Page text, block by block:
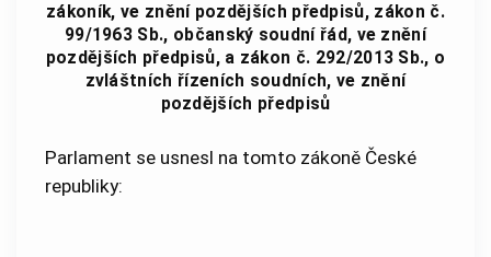
zákoník, ve znění pozdějších předpisů, zákon č.
99/1963 Sb., občanský soudní řád, ve znění
pozdějších předpisů, a zákon č. 292/2013 Sb., o
zvláštních řízeních soudních, ve znění
pozdějších předpisů
Parlament se usnesl na tomto zákoně České
republiky: